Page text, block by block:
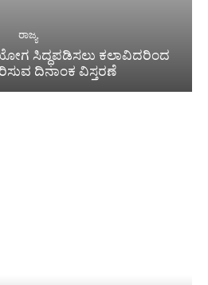
ರಾಜ್ಯ
ಸಿದ್ಧಪಡಿಸಲು ಕಲಾವಿದರಿಂದ
ದಿನಾಂಕ ವಿಸ್ತರಣೆ